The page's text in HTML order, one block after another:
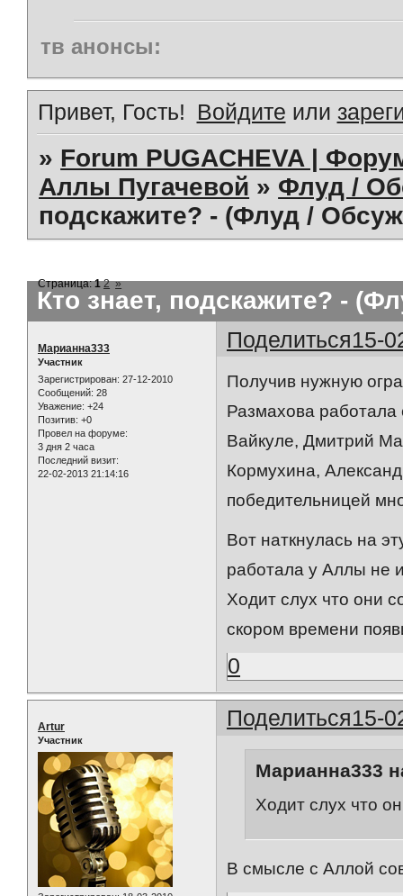
тв анонсы:
Привет, Гость! Войдите или
» Forum PUGACHEVA |
Аллы Пугачевой » Флуд /
подскажите? - (Флуд /
Кто знает, подскажите? -
Страница:1 2 »
Поделиться15-
Марианна333
Участник
Зарегистрирован: 27-12-2010
Сообщений: 28
Уважение: +24
Позитив: +0
Провел на форуме:
3 дня 2 часа
Последний визит:
22-02-2013 21:14:16
Получив нужную
Размахова
Вайкуле, Дмитрий
Кормухина,
победительницей
Вот наткнулась на
работала у Аллы не
Ходит слух что они
скором времени
0
Поделиться15-
Artur
Участник
Марианна333
Ходит слух что
В смысле с Аллой